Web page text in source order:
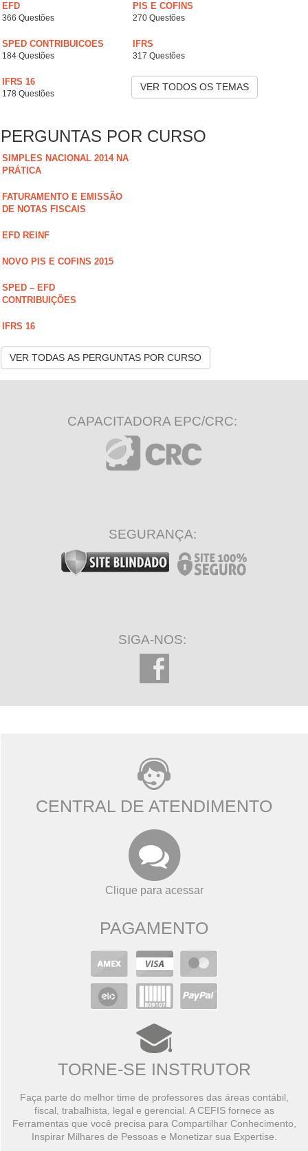
EFD
366 Questões
PIS E COFINS
270 Questões
SPED CONTRIBUICOES
184 Questões
IFRS
317 Questões
IFRS 16
178 Questões
VER TODOS OS TEMAS
PERGUNTAS POR CURSO
SIMPLES NACIONAL 2014 NA
PRÁTICA
FATURAMENTO E EMISSÃO
DE NOTAS FISCAIS
EFD REINF
NOVO PIS E COFINS 2015
SPED – EFD
CONTRIBUIÇÕES
IFRS 16
VER TODAS AS PERGUNTAS POR CURSO
CAPACITADORA EPC/CRC:
SEGURANÇA:
SIGA-NOS:
CENTRAL DE ATENDIMENTO
Clique para acessar
PAGAMENTO
TORNE-SE INSTRUTOR
Faça parte do melhor time de professores das áreas contábil,
fiscal, trabalhista, legal e gerencial. A CEFIS fornece as
Ferramentas que você precisa para Compartilhar Conhecimento,
Inspirar Milhares de Pessoas e Monetizar sua Expertise.